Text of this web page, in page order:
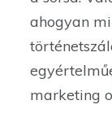
ahogyan
marketing